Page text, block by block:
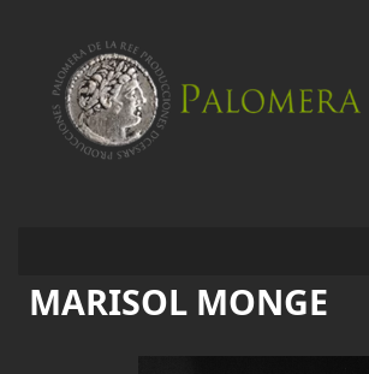
MARISOL MONGE